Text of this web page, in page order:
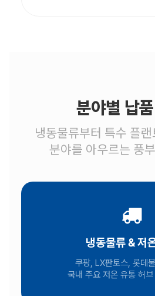
분야별 납
냉동물류부터 특수 플
분야를 아우르는 풍
냉동물류 & 저
쿠팡, LX판토스, 롯데
국내 주요 저온 유통 허